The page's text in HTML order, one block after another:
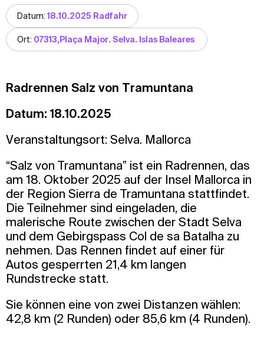
Datum:18.10.2025 Radfahr
Ort: 07313,Plaça Major. Selva. Islas Baleares
Radrennen Salz von Tramuntana
Datum: 18.10.2025
Veranstaltungsort: Selva. Mallorca
“Salz von Tramuntana” ist ein Radrennen, das
am 18. Oktober 2025 auf der Insel Mallorca in
der Region Sierra de Tramuntana stattfindet.
Die Teilnehmer sind eingeladen, die
malerische Route zwischen der Stadt Selva
und dem Gebirgspass Col de sa Batalha zu
nehmen. Das Rennen findet auf einer für
Autos gesperrten 21,4 km langen
Rundstrecke statt.
Sie können eine von zwei Distanzen wählen:
42,8 km (2 Runden) oder 85,6 km (4 Runden).